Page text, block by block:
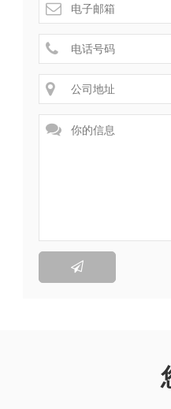




